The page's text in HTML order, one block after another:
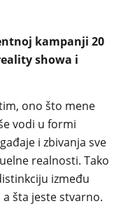
kampanji 20
showa i
ono što mene
vodi u formi
i zbivanja sve
realnosti. Tako
između
šta jeste stvarno.